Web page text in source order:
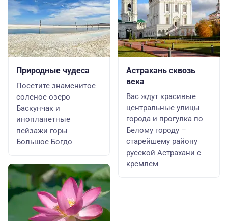
Природные чудеса
Посетите знаменитое
соленое озеро
Баскунчак и
инопланетные
пейзажи горы
Большое Богдо
Астрахань сквозь
века
Вас ждут красивые
центральные улицы
города и прогулка по
Белому городу –
старейшему району
русской Астрахани с
кремлем